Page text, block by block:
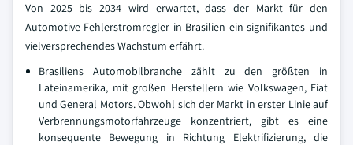
Von 2025 bis 2034 wird erwartet, dass der Markt für den
Automotive-Fehlerstromregler in Brasilien ein signifikantes und
vielversprechendes Wachstum erfährt.
Brasiliens Automobilbranche zählt zu den größten in
Lateinamerika, mit großen Herstellern wie Volkswagen, Fiat
und General Motors. Obwohl sich der Markt in erster Linie auf
Verbrennungsmotorfahrzeuge konzentriert, gibt es eine
konsequente Bewegung in Richtung Elektrifizierung, die